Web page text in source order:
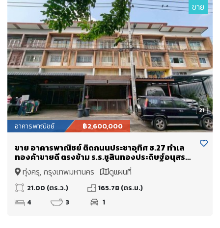
21
ขาย
อาคารพาณิชย์ ฿2,600,000
ขาย อาคารพาณิชย์ ติดถนนประชาอุทิศ ซ.27 ทำเล
ทองค้าขายดี ตรงข้าม ร.ร.ชูสินทองประดิษฐ์อนุสรณ์
สวยสภาพดีมาก
ทุ่งครุ, กรุงเทพมหานคร ดูแผนที่
21.00 (ตร.ว.)
165.78 (ตร.ม.)
4
3 1